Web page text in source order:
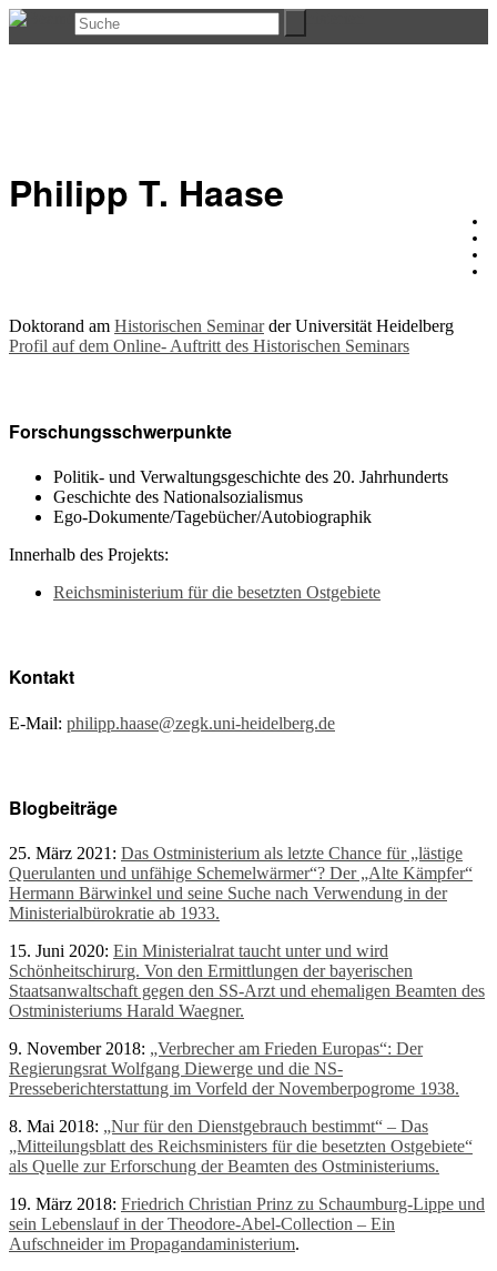
Philipp T. Haase
Doktorand am Historischen Seminarder Universität Heidelberg
Profil auf dem Online- Auftritt des Historischen Seminars
Forschungsschwerpunkte
Politik- und Verwaltungsgeschichte des 20. Jahrhunderts
Geschichte des Nationalsozialismus
Ego-Dokumente/Tagebücher/Autobiographik
Innerhalb des Projekts:
Reichsministerium für die besetzten Ostgebiete
Kontakt
E-Mail: philipp.haase@zegk.uni-heidelberg.de
Blogbeiträge
25. März 2021: Das Ostministerium als letzte Chance für „lästige
Querulanten und unfähige Schemelwärmer“? Der „Alte Kämpfer“
Hermann Bärwinkel und seine Suche nach Verwendung in der
Ministerialbürokratie ab 1933.
15. Juni 2020: Ein Ministerialrat taucht unter und wird
Schönheitschirurg. Von den Ermittlungen der bayerischen
Staatsanwaltschaft gegen den SS-Arzt und ehemaligen Beamten des
Ostministeriums Harald Waegner.
9. November 2018: „Verbrecher am Frieden Europas“: Der
Regierungsrat Wolfgang Diewerge und die NS-
Presseberichterstattung im Vorfeld der Novemberpogrome 1938.
8. Mai 2018: „Nur für den Dienstgebrauch bestimmt“ – Das
„Mitteilungsblatt des Reichsministers für die besetzten Ostgebiete“
als Quelle zur Erforschung der Beamten des Ostministeriums.
19. März 2018: Friedrich Christian Prinz zu Schaumburg-Lippe und
sein Lebenslauf in der Theodore-Abel-Collection – Ein
Aufschneider im Propagandaministerium.